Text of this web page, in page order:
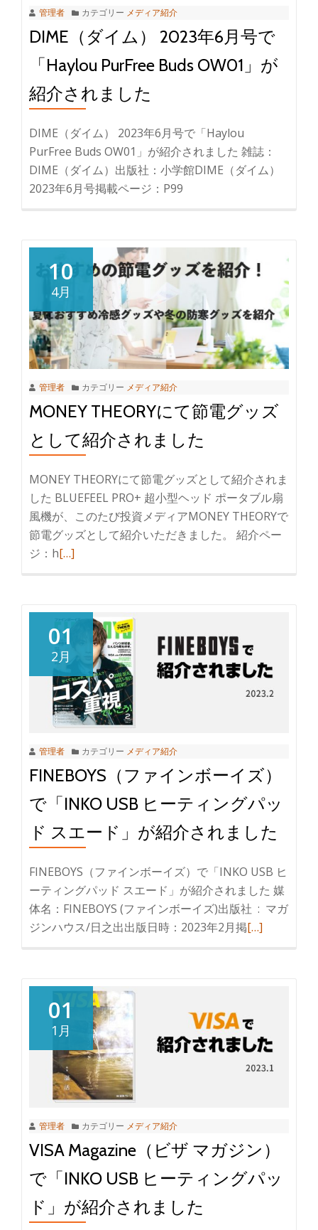
管理者 カテゴリー メディア紹介
DIME（ダイム） 2023年6月号で
「Haylou PurFree Buds OW01」が
紹介されました
DIME（ダイム） 2023年6月号で「Haylou
PurFree Buds OW01」が紹介されました 雑誌：
DIME（ダイム）出版社：小学館DIME（ダイム）
2023年6月号掲載ページ：P99
10
4月
管理者 カテゴリー メディア紹介
MONEY THEORYにて節電グッズ
として紹介されました
MONEY THEORYにて節電グッズとして紹介されま
した BLUEFEEL PRO+ 超小型ヘッド ポータブル扇
風機が、このたび投資メディアMONEY THEORYで
節電グッズとして紹介いただきました。 紹介ペー
ジ：h[…]
01
2月
管理者 カテゴリー メディア紹介
FINEBOYS（ファインボーイズ）
で「INKO USB ヒーティングパッ
ド スエード」が紹介されました
FINEBOYS（ファインボーイズ）で「INKO USB ヒ
ーティングパッド スエード」が紹介されました 媒
体名：FINEBOYS (ファインボーイズ)出版社 ‏ : ‎ マガ
ジンハウス/日之出出版日時：2023年2月掲[…]
01
1月
管理者 カテゴリー メディア紹介
VISA Magazine（ビザ マガジン）
で「INKO USB ヒーティングパッ
ド」が紹介されました